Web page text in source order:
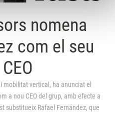
nomena
com el seu
mobilitat vertical, ha anunciat el
a nou CEO del grup, amb efecte a
substitueix Rafael Fernández, que